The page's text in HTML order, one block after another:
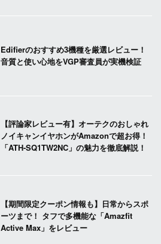
Edifierのおすすめ3機種を厳選レビュー！
音質と使い心地をVGP審査員が実機検証
【評論家レビュー有】オーテクのおしゃれ
ノイキャンイヤホンがAmazonで超お得！
「ATH-SQ1TW2NC」の魅力を徹底解説！
【期間限定クーポン情報も】日常からスポ
ーツまで！ タフで多機能な「Amazfit
Active Max」をレビュー